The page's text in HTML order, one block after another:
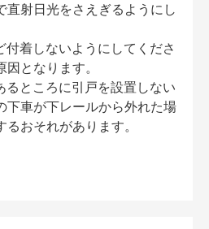
直射日光をさえぎるようにし
着しないようにしてくださ
となります。
ところに引戸を設置しない
下車が下レールから外れた場
おそれがあります。